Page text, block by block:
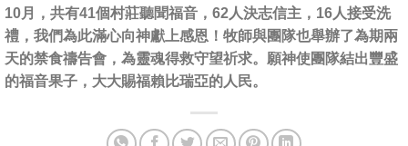
10月，共有41個村莊聽聞福音，62人決志信主，16人接受洗
禮，我們為此滿心向神獻上感恩！牧師與團隊也舉辦了為期兩
天的禁食禱告會，為靈魂得救守望祈求。願神使團隊結出豐盛
的福音果子，大大賜福賴比瑞亞的人民。